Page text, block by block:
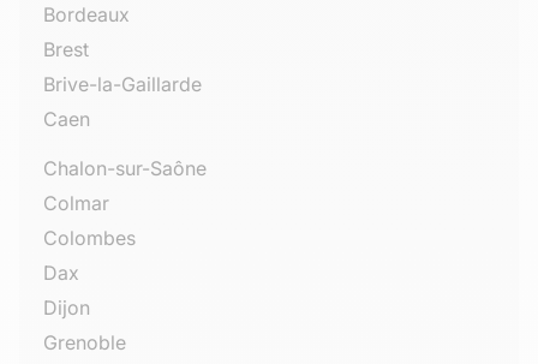
Bordeaux
Brest
Brive-la-Gaillarde
Caen
Chalon-sur-Saône
Colmar
Colombes
Dax
Dijon
Grenoble